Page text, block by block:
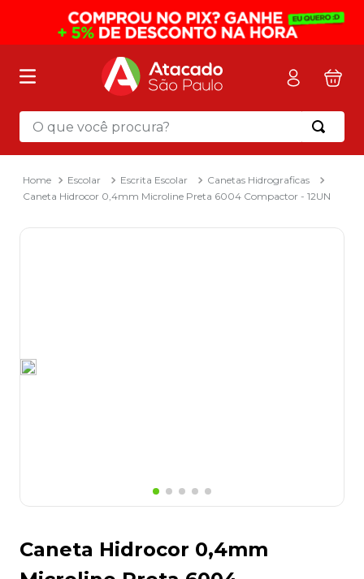
O que você procura?
Escolar Escrita Escolar
Canetas Hidrograficas
Caneta Hidrocor 0,4mm Microline Preta 6004 Compactor - 12UN
Caneta Hidrocor 0,4mm
Termos mais buscados
mochila
2º sacola
3º mala
8